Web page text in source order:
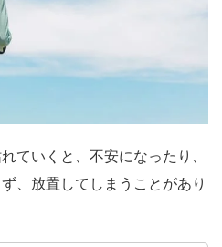
ていくと、不安になったり、
、放置してしまうことがあり